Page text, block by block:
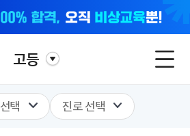
고등
택 진로 선택